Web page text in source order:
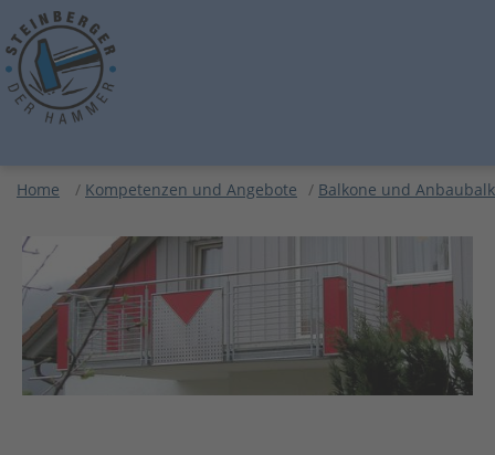
Home / Kompetenzen und Angebote / Balkone und